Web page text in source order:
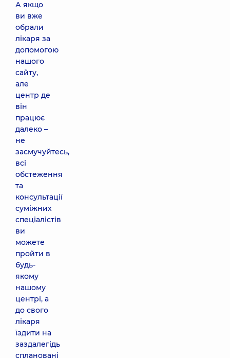
А якщо
ви вже
обрали
лікаря за
допомогою
нашого
сайту,
але
центр де
він
працює
далеко –
не
засмучуйтесь,
всі
обстеження
та
консультації
суміжних
спеціалістів
ви
можете
пройти в
будь-
якому
нашому
центрі, а
до свого
лікаря
їздити на
заздалегідь
сплановані